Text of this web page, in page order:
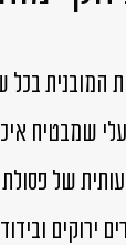
המובנית בכל
שמבטיח
של
ירוקים